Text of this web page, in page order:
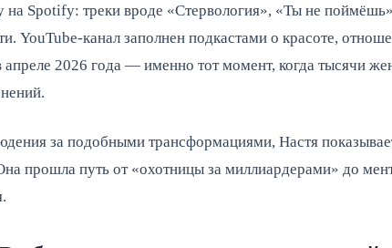
на Spotify: треки вроде «Стервология», «Ты не
YouTube-канал заполнен подкастами о красоте,
апреле 2026 года — именно тот момент, когда тысячи
за подобными трансформациями, Настя
прошла путь от «охотницы за миллиардерами» до